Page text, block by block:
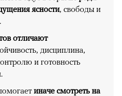
ясности, свободы и
отличают
дисциплина,
и готовность
иначе смотреть на